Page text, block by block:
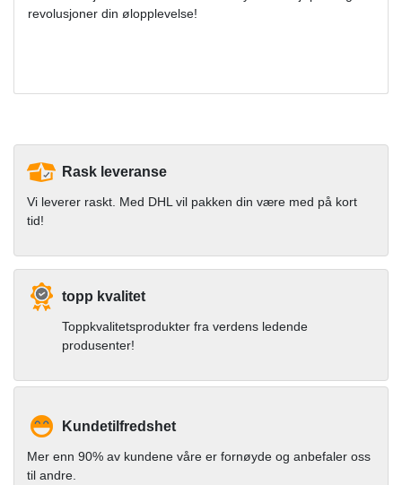
revolusjoner din ølopplevelse!
Rask leveranse
Vi leverer raskt. Med DHL vil pakken din være med på kort
tid!
topp kvalitet
Toppkvalitetsprodukter fra verdens ledende
produsenter!
Kundetilfredshet
Mer enn 90% av kundene våre er fornøyde og anbefaler oss
til andre.